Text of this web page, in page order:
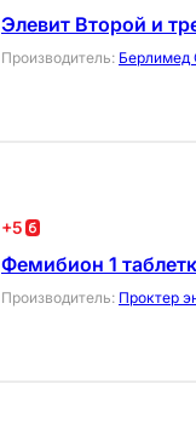
Элевит Второй и
Производитель: Берлимед
+5
Фемибион 1
Производитель: Проктер